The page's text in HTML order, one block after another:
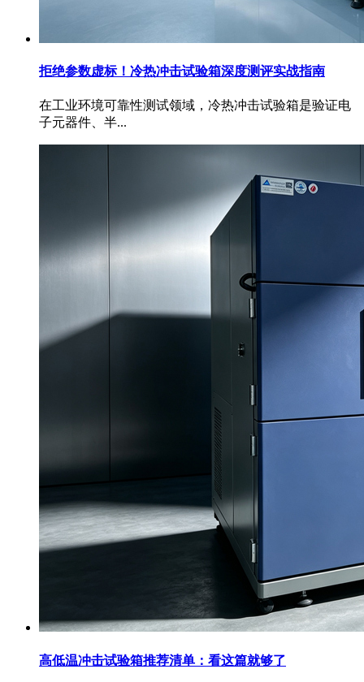
拒绝参数虚标！冷热冲击试验箱深度测评实战指南
在工业环境可靠性测试领域，冷热冲击试验箱是验证电
子元器件、半...
高低温冲击试验箱推荐清单：看这篇就够了